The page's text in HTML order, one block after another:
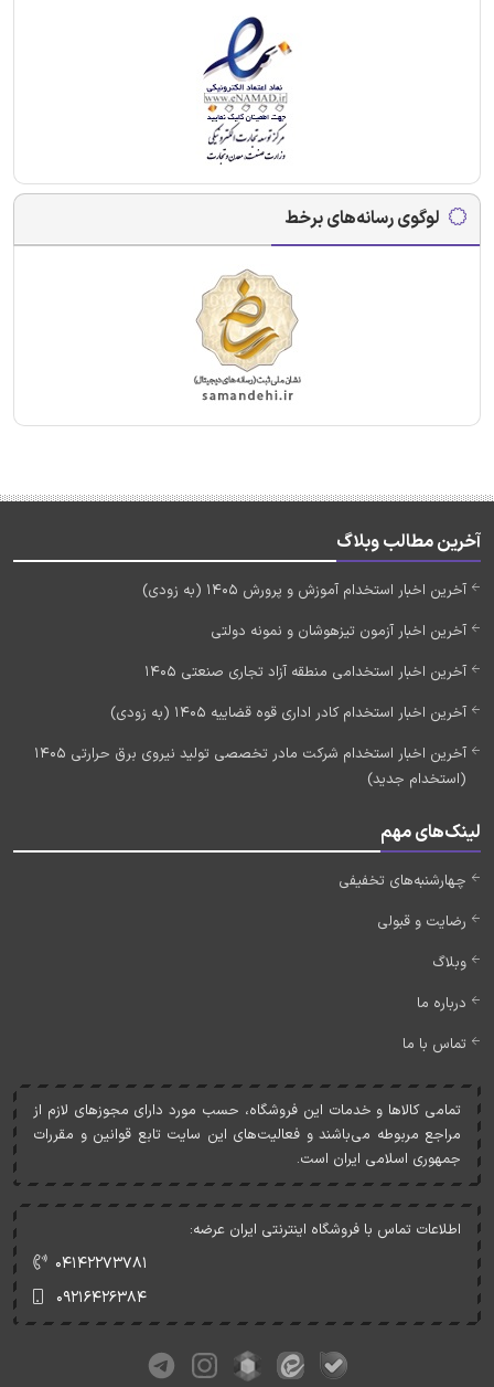
لوگوی رسانه‌های برخط
آخرین مطالب وبلاگ
آخرین اخبار استخدام آموزش و پرورش 1405 (به زودی)
آخرین اخبار آزمون تیزهوشان و نمونه دولتی
آخرین اخبار استخدامی منطقه آزاد تجاری صنعتی 1405
آخرین اخبار استخدام کادر اداری قوه قضاییه 1405 (به زودی)
آخرین اخبار استخدام شرکت مادر تخصصی تولید نیروی برق حرارتی 1405
(استخدام جدید)
لینک‌های مهم
چهارشنبه‌های تخفیفی
رضایت و قبولی
وبلاگ
درباره ما
تماس با ما
تمامی کالاها و خدمات اين فروشگاه، حسب مورد دارای مجوزهای لازم از
مراجع مربوطه می‌باشند و فعاليت‌های اين سايت تابع قوانين و مقررات
جمهوری اسلامی ايران است.
اطلاعات تماس با فروشگاه اینترنتی ایران عرضه:
۰۴۱۴۲۲۷۳۷۸۱
۰۹۲۱۶۴۲۶۳۸۴